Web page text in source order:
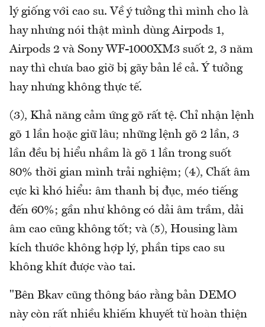
lý giống với cao su. Về ý tưởng thì mình cho là
hay nhưng nói thật mình dùng Airpods 1,
Airpods 2 và Sony WF-1000XM3 suốt 2, 3 năm
nay thì chưa bao giờ bị gãy bản lề cả. Ý tưởng
hay nhưng không thực tế.
(3), Khả năng cảm ứng gõ rất tệ. Chỉ nhận lệnh
gõ 1 lần hoặc giữ lâu; những lệnh gõ 2 lần, 3
lần đều bị hiểu nhầm là gõ 1 lần trong suốt
80% thời gian mình trải nghiệm; (4), Chất âm
cực kì khó hiểu: âm thanh bị đục, méo tiếng
đến 60%; gần như không có dải âm trầm, dải
âm cao cũng không tốt; và (5), Housing làm
kích thước không hợp lý, phần tips cao su
không khít được vào tai.
"Bên Bkav cũng thông báo rằng bản DEMO
này còn rất nhiều khiếm khuyết từ hoàn thiện